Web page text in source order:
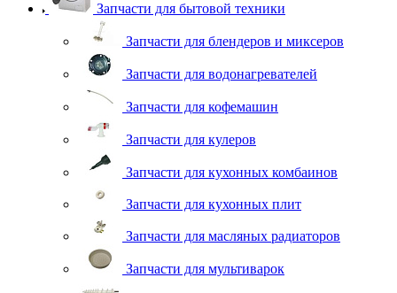
Запчасти для бытовой техники
Запчасти для блендеров и миксеров
Запчасти для водонагревателей
Запчасти для кофемашин
Запчасти для кулеров
Запчасти для кухонных комбаинов
Запчасти для кухонных плит
Запчасти для масляных радиаторов
Запчасти для мультиварок